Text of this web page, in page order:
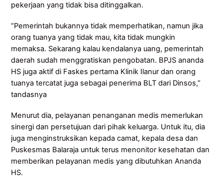
pekerjaan yang tidak bisa ditinggalkan.
“Pemerintah bukannya tidak memperhatikan, namun jika
orang tuanya yang tidak mau, kita tidak mungkin
memaksa. Sekarang kalau kendalanya uang, pemerintah
daerah sudah menggratiskan pengobatan. BPJS ananda
HS juga aktif di Faskes pertama Klinik Ilanur dan orang
tuanya tercatat juga sebagai penerima BLT dari Dinsos,”
tandasnya
Menurut dia, pelayanan penanganan medis memerlukan
sinergi dan persetujuan dari pihak keluarga. Untuk itu, dia
juga menginstruksikan kepada camat, kepala desa dan
Puskesmas Balaraja untuk terus menonitor kesehatan dan
memberikan pelayanan medis yang dibutuhkan Ananda
HS.